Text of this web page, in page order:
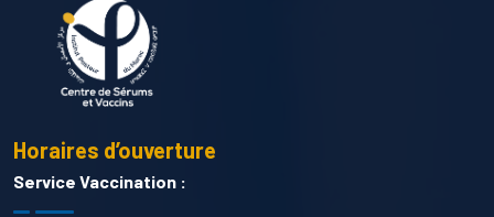
Horaires d’ouverture
Service Vaccination :